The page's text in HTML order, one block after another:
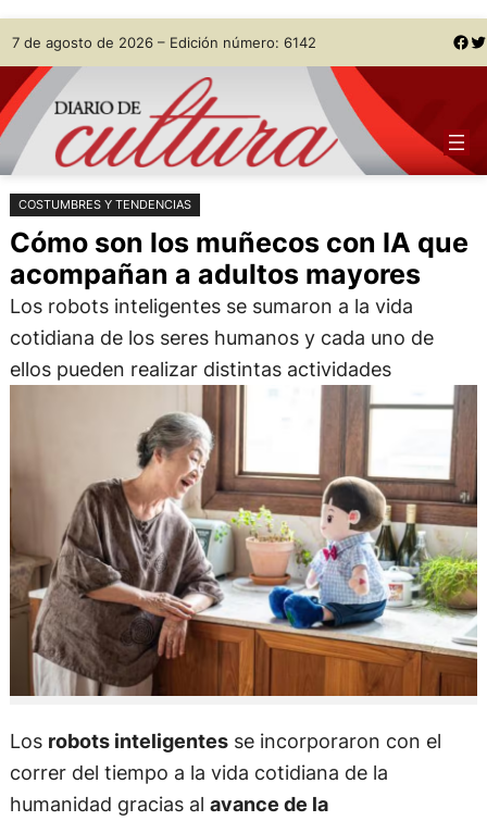
Saltar
al
contenido
Skip
to
content
7 de agosto de 2026 – Edición número: 6142 Facebook Twitter
COSTUMBRES Y TENDENCIAS
Cómo son los muñecos con IA que
acompañan a adultos mayores
Los robots inteligentes se sumaron a la vida
cotidiana de los seres humanos y cada uno de
ellos pueden realizar distintas actividades
Los robots inteligentesse incorporaron con el
correr del tiempo a la vida cotidiana de la
humanidad gracias al avance de la